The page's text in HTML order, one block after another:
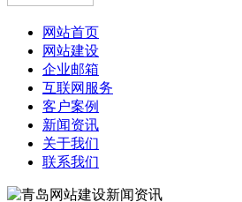
网站首页
网站建设
企业邮箱
互联网服务
客户案例
新闻资讯
关于我们
联系我们